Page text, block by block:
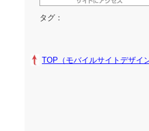
タグ：
TOP（モバイルサイトデザ